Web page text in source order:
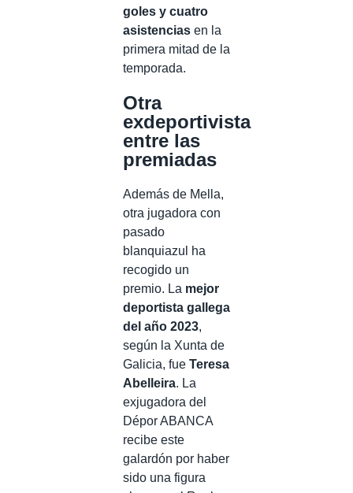
goles y cuatro
asistencias en la
primera mitad de la
temporada.
Otra
exdeportivista
entre las
premiadas
Además de Mella,
otra jugadora con
pasado
blanquiazul ha
recogido un
premio. La mejor
deportista gallega
del año 2023,
según la Xunta de
Galicia, fue Teresa
Abelleira. La
exjugadora del
Dépor ABANCA
recibe este
galardón por haber
sido una figura